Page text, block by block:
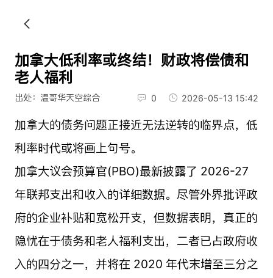
加拿大低利率或终结！财政将偿债和
老人福利
出处：温哥华天空综合 0 2026-05-13 15:42
加拿大的债务问题正接近无法逆转的临界点，低
利率时代或将画上句号。
加拿大议会预算官(PBO)最新披露了 2026-27
年联邦支出和收入的详细数据。尽管外界批评政
府的企业补贴和宽松开支，但数据表明，真正的
隐忧在于债务和老人福利支出，二者已占政府收
入的四分之一，并将在 2020 年代末增至三分之